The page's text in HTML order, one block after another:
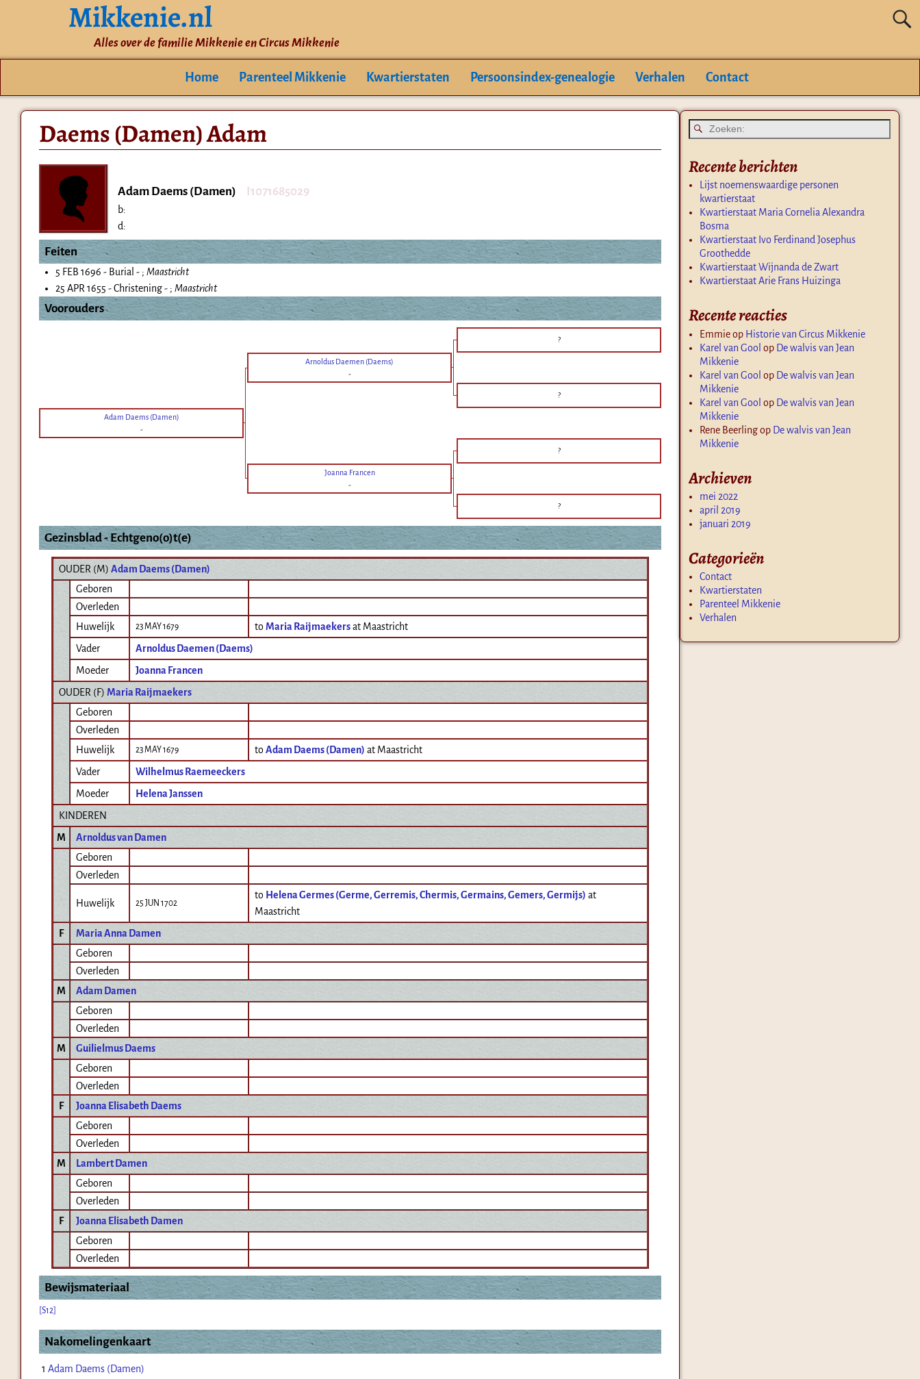
Mikkenie.nl
Alles over de familie Mikkenie en Circus Mikkenie
Home Parenteel Mikkenie Kwartierstaten Persoonsindex-genealogie Verhalen Contact
Daems (Damen) Adam
Adam Daems (Damen) I1071685029
b:
d:
Feiten
5 FEB 1696 - Burial - ; Maastricht
25 APR 1655 - Christening - ; Maastricht
Voorouders
?
Arnoldus Daemen (Daems)
-
?
Adam Daems (Damen)
-
?
Joanna Francen
-
?
Gezinsblad - Echtgeno(o)t(e)
OUDER (M) Adam Daems (Damen)
Geboren
Overleden
Huwelijk
23 MAY 1679 toMaria Raijmaekersat Maastricht
Vader
Arnoldus Daemen (Daems)
Moeder
Joanna Francen
OUDER (F) Maria Raijmaekers
Geboren
Overleden
Huwelijk
23 MAY 1679 toAdam Daems (Damen) at Maastricht
Vader
Wilhelmus Raemeeckers
Moeder
Helena Janssen
KINDEREN
M
Arnoldus van Damen
Geboren
Overleden
Huwelijk 25 JUN 1702
to Helena Germes (Germe, Gerremis, Chermis, Germains, Gemers, Germijs) at
Maastricht
F
Maria Anna Damen
Geboren
Overleden
M
Adam Damen
Geboren
Overleden
M
Guilielmus Daems
Geboren
Overleden
F
Joanna Elisabeth Daems
Geboren
Overleden
M
Lambert Damen
Geboren
Overleden
F
Joanna Elisabeth Damen
Geboren
Overleden
Bewijsmateriaal
[S12]
Nakomelingenkaart
1 Adam Daems (Damen)
Recente berichten
Lijst noemenswaardige personen
kwartierstaat
Kwartierstaat Maria Cornelia Alexandra
Bosma
Kwartierstaat Ivo Ferdinand Josephus
Groothedde
Kwartierstaat Wijnanda de Zwart
Kwartierstaat Arie Frans Huizinga
Recente reacties
Emmieop Historie van Circus Mikkenie
Karel van Gool op De walvis van Jean
Mikkenie
Karel van Gool op De walvis van Jean
Mikkenie
Karel van Gool op De walvis van Jean
Mikkenie
Rene Beerlingop De walvis van Jean
Mikkenie
Archieven
mei 2022
april 2019
januari 2019
Categorieën
Contact
Kwartierstaten
Parenteel Mikkenie
Verhalen